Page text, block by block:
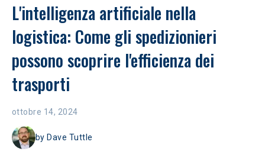
L'intelligenza artificiale nella
logistica: Come gli spedizionieri
possono scoprire l'efficienza dei
trasporti
ottobre 14, 2024
by Dave Tuttle